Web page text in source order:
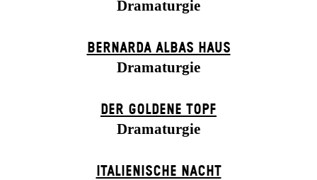
Dramaturgie
BERNARDA ALBAS HAUS
Dramaturgie
DER GOLDENE TOPF
Dramaturgie
ITALIENISCHE NACHT